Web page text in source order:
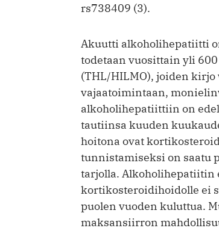
rs738409 (3).
Akuutti alkoholihepatiitti
todetaan vuosittain yli
(THL/HILMO), joiden
vajaatoimintaan,
alkoholihepatiittiin on
tautiinsa kuuden
hoitona ovat
tunnistamiseksi on saatu
tarjolla. Alkoholihepatiitin
kortikosteroidihoidolle ei
puolen vuoden kuluttua.
maksansiirron